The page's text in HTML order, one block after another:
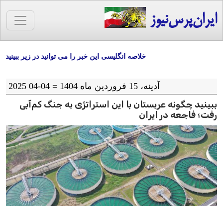
ایران‌پرس‌نیوز
خلاصه انگلیسی این خبر را می توانید در زیر ببینید
آدينه، 15 فروردین ماه 1404 = 04-04 2025
ببینید چگونه عربستان با این استراتژی به جنگ کم‌آبی
رفت؛ فاجعه در ایران